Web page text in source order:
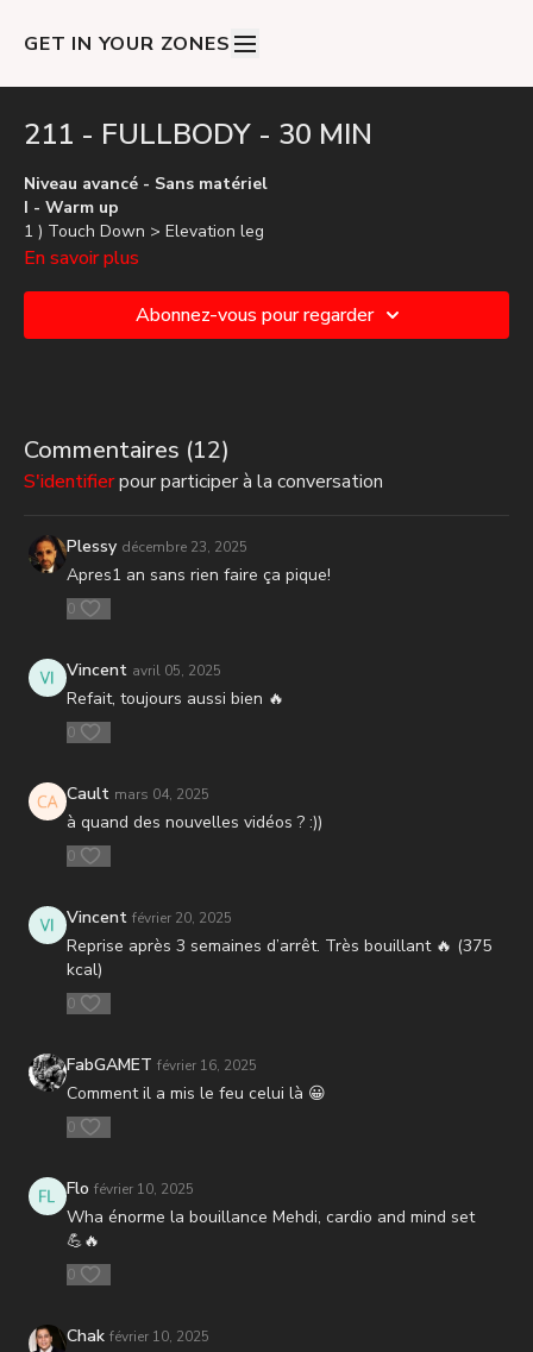
GET IN YOUR ZONES
211 - FULLBODY - 30 MIN
Niveau avancé - Sans matériel
I - Warm up
1 ) Touch Down > Elevation leg
2 ) Bridge
II - Block 1
1 ) Breaker > 8 Squat > Bear HOLD
III - Block 2
1 ) Baby Burpee + Jack
3 ) Run High / Low
4 ) Fentes pulse Switch
5 )Bear Tap
6 ) Repos
IV - Challenge
1 ) Squat Hold
2 ) Burpees > Mpountain climber
3 ) Jumping Jack
En savoir plus
Abonnez-vous pour regarder
Commentaires (12)
S'identifierpour participer à la conversation
Plessy décembre 23, 2025
Apres1 an sans rien faire ça pique!
0
Vincent avril 05, 2025
Refait, toujours aussi bien 🔥
0
Cault mars 04, 2025
à quand des nouvelles vidéos ? :))
0
Vincent février 20, 2025
Reprise après 3 semaines d’arrêt. Très bouillant 🔥 (375
kcal)
0
FabGAMET février 16, 2025
Comment il a mis le feu celui là 😀
0
Flo février 10, 2025
Wha énorme la bouillance Mehdi, cardio and mind set
💪🔥
0
Chak février 10, 2025